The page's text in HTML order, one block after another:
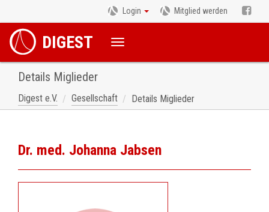
Login Mitglied werden
DIGEST
Details Miglieder
Digest e.V. Gesellschaft Details Miglieder
Dr. med. Johanna Jabsen